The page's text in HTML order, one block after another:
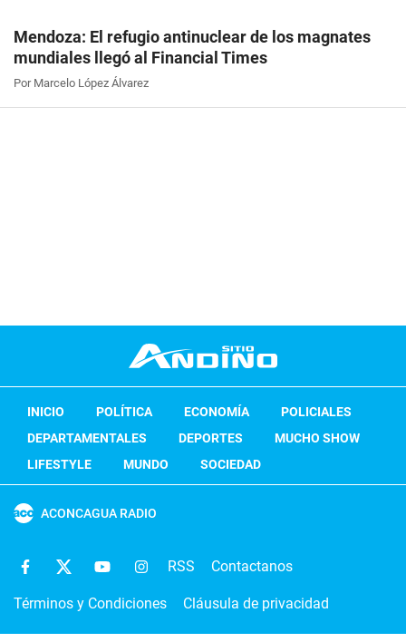
Mendoza: El refugio antinuclear de los magnates
mundiales llegó al Financial Times
Por Marcelo López Álvarez
INICIO POLÍTICA ECONOMÍA
POLICIALES
DEPARTAMENTALES
DEPORTES
MUCHO SHOW
LIFESTYLE
MUNDO SOCIEDAD
ACONCAGUA RADIO
RSS Contactanos
Términos y Condiciones Cláusula de privacidad